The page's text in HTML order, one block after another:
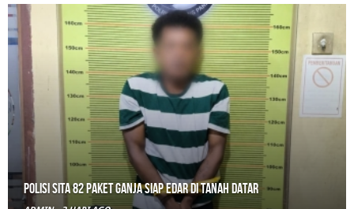
Polisi Sita 82 Paket Ganja Siap Edar di Tanah Datar